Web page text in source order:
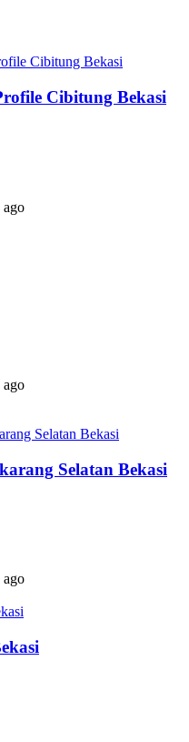
Cibitung Bekasi
Cibitung Bekasi
ago
ago
Selatan Bekasi
Selatan Bekasi
ago